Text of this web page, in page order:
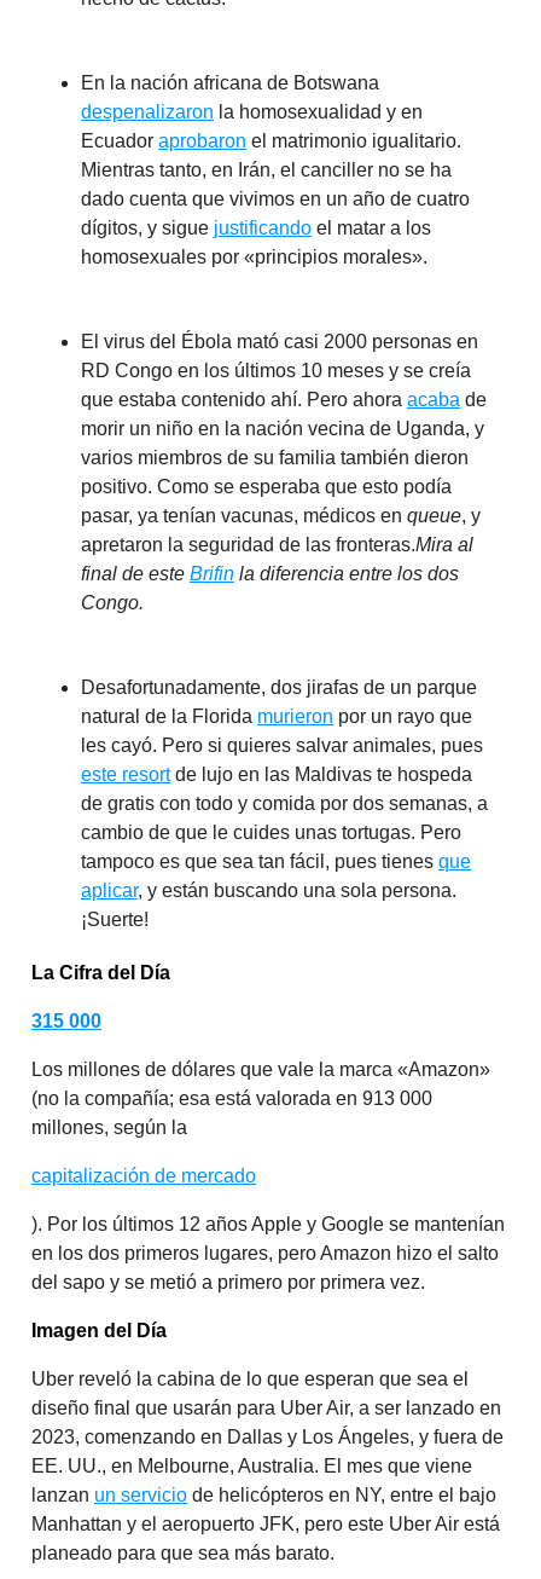
En la nación africana de Botswana
despenalizaron la homosexualidad y en
Ecuador aprobaron el matrimonio igualitario.
Mientras tanto, en Irán, el canciller no se ha
dado cuenta que vivimos en un año de cuatro
dígitos, y sigue justificando el matar a los
homosexuales por «principios morales».
El virus del Ébola mató casi 2000 personas en
RD Congo en los últimos 10 meses y se creía
que estaba contenido ahí. Pero ahora acaba de
morir un niño en la nación vecina de Uganda, y
varios miembros de su familia también dieron
positivo. Como se esperaba que esto podía
pasar, ya tenían vacunas, médicos en queue, y
apretaron la seguridad de las fronteras.Mira al
final de este Brifin la diferencia entre los dos
Congo.
Desafortunadamente, dos jirafas de un parque
natural de la Florida murieron por un rayo que
les cayó. Pero si quieres salvar animales, pues
este resortde lujo en las Maldivas te hospeda
de gratis con todo y comida por dos semanas, a
cambio de que le cuides unas tortugas. Pero
tampoco es que sea tan fácil, pues tienes que
aplicar, y están buscando una sola persona.
¡Suerte!
La Cifra del Día
315 000
Los millones de dólares que vale la marca «Amazon»
(no la compañía; esa está valorada en 913 000
millones, según la
capitalización de mercado
). Por los últimos 12 años Apple y Google se mantenían
en los dos primeros lugares, pero Amazon hizo el salto
del sapo y se metió a primero por primera vez.
Imagen del Día
Uber reveló la cabina de lo que esperan que sea el
diseño final que usarán para Uber Air, a ser lanzado en
2023, comenzando en Dallas y Los Ángeles, y fuera de
EE. UU., en Melbourne, Australia. El mes que viene
lanzan un servicio de helicópteros en NY, entre el bajo
Manhattan y el aeropuerto JFK, pero este Uber Air está
planeado para que sea más barato.